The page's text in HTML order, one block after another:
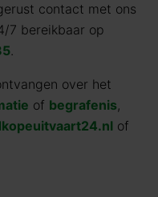
contact met ons
7 bereikbaar op
.
over het
of begrafenis,
of